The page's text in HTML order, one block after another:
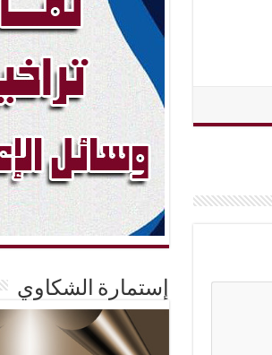
إستمارة الشكاوي